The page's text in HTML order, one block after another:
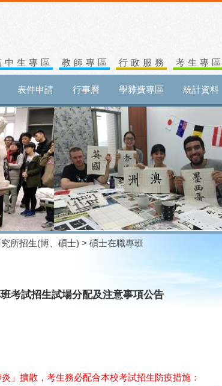
中生專區 教師專區 行政服務 考生專區
表件申請 行事曆 學雜費專區 統計資料
所招生(博、碩士) > 碩士在職專班
考試招生試場分配及注意事項公告
」擴散，考生務必配合本校考試招生防疫措施：